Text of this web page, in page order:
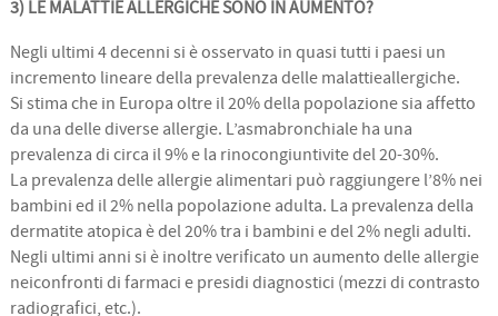
3) LE MALATTIE ALLERGICHE SONO IN AUMENTO?
Negli ultimi 4 decenni si è osservato in quasi tutti i paesi un
incremento lineare della prevalenza delle malattieallergiche.
Si stima che in Europa oltre il 20% della popolazione sia affetto
da una delle diverse allergie. L’asmabronchiale ha una
prevalenza di circa il 9% e la rinocongiuntivite del 20-30%.
La prevalenza delle allergie alimentari può raggiungere l’8% nei
bambini ed il 2% nella popolazione adulta. La prevalenza della
dermatite atopica è del 20% tra i bambini e del 2% negli adulti.
Negli ultimi anni si è inoltre verificato un aumento delle allergie
neiconfronti di farmaci e presidi diagnostici (mezzi di contrasto
radiografici, etc.).